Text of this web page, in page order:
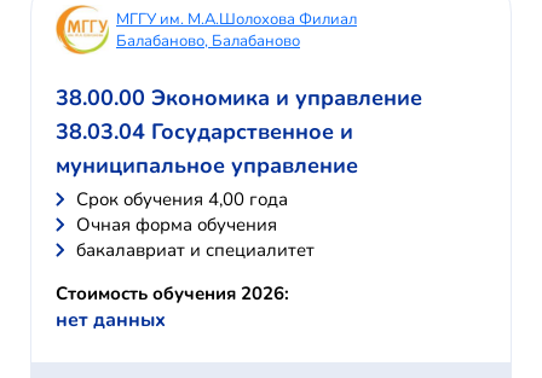
МГГУ им. М.А.Шолохова Филиал
Балабаново, Балабаново
38.00.00 Экономика и управление
38.03.04 Государственное и
муниципальное управление
Cрок обучения 4,00 года
Очная форма обучения
бакалавриат и специалитет
Стоимость обучения 2026:
нет данных